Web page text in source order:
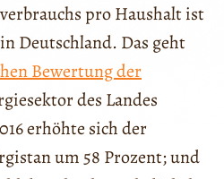
pro Haushalt ist
Deutschland. Das geht
Bewertung der
des Landes
erhöhte sich der
um 58 Prozent; und